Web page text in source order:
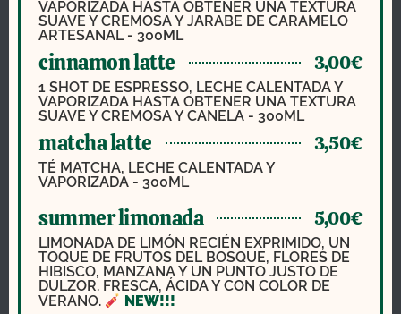
VAPORIZADA HASTA OBTENER UNA TEXTURA
SUAVE Y CREMOSA Y JARABE DE CARAMELO
ARTESANAL - 300ML
cinnamon latte 3,00€
1 SHOT DE ESPRESSO, LECHE CALENTADA Y
VAPORIZADA HASTA OBTENER UNA TEXTURA
SUAVE Y CREMOSA Y CANELA - 300ML
matcha latte 3,50€
TÉ MATCHA, LECHE CALENTADA Y
VAPORIZADA - 300ML
summer limonada 5,00€
LIMONADA DE LIMÓN RECIÉN EXPRIMIDO, UN
TOQUE DE FRUTOS DEL BOSQUE, FLORES DE
HIBISCO, MANZANA Y UN PUNTO JUSTO DE
DULZOR. FRESCA, ÁCIDA Y CON COLOR DE
VERANO.
NEW!!!